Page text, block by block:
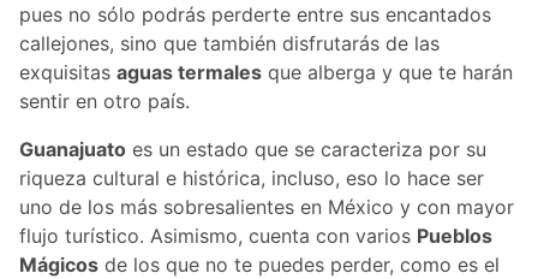
pues no sólo podrás perderte entre sus encantados
callejones, sino que también disfrutarás de las
exquisitas aguas termales que alberga y que te harán
sentir en otro país.
Guanajuato es un estado que se caracteriza por su
riqueza cultural e histórica, incluso, eso lo hace ser
uno de los más sobresalientes en México y con mayor
flujo turístico. Asimismo, cuenta con varios Pueblos
Mágicos de los que no te puedes perder, como es el